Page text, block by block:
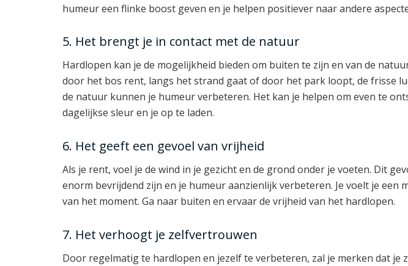
humeur een flinke boost geven en je helpen positiever naar andere
5. Het brengt je in contact met de natuur
Hardlopen kan je de mogelijkheid bieden om buiten te zijn en van de
door het bos rent, langs het strand gaat of door het park loopt, de frisse
de natuur kunnen je humeur verbeteren. Het kan je helpen om even te
dagelijkse sleur en je op te laden.
6. Het geeft een gevoel van vrijheid
Als je rent, voel je de wind in je gezicht en de grond onder je voeten. Dit
enorm bevrijdend zijn en je humeur aanzienlijk verbeteren. Je voelt je een
van het moment. Ga naar buiten en ervaar de vrijheid van het hardlopen.
7. Het verhoogt je zelfvertrouwen
Door regelmatig te hardlopen en jezelf te verbeteren, zal je merken dat je